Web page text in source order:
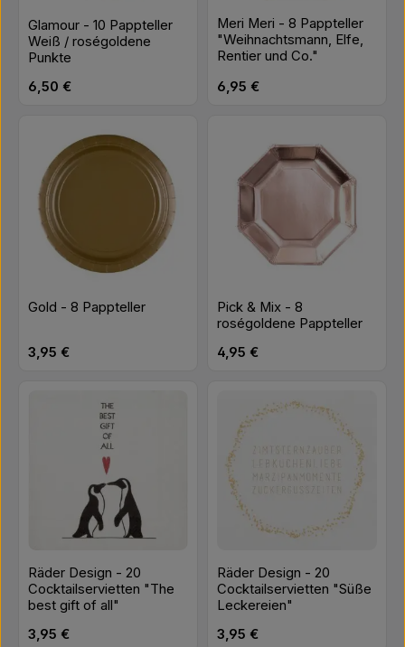
Glamour - 10 Pappteller
Weiß / roségoldene
Punkte
Regulärer Preis:
6,50 €
Meri Meri - 8 Pappteller
"Weihnachtsmann, Elfe,
Rentier und Co."
Regulärer Preis:
6,95 €
Gold - 8 Pappteller
Regulärer Preis:
3,95 €
Pick & Mix - 8
roségoldene Pappteller
Regulärer Preis:
4,95 €
Räder Design - 20
Cocktailservietten "The
best gift of all"
Regulärer Preis:
3,95 €
Räder Design - 20
Cocktailservietten "Süße
Leckereien"
Regulärer Preis:
3,95 €